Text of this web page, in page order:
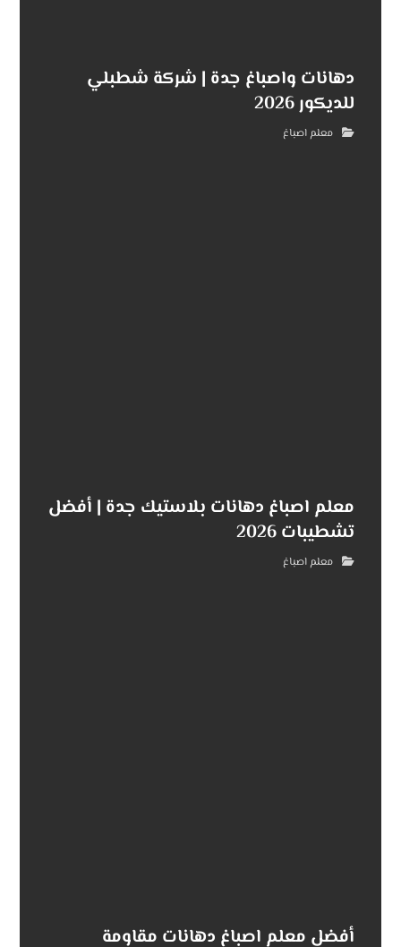
دهانات واصباغ جدة | شركة شطبلي
للديكور 2026
معلم اصباغ
معلم اصباغ دهانات بلاستيك جدة | أفضل
تشطيبات 2026
معلم اصباغ
أفضل معلم اصباغ دهانات مقاومة